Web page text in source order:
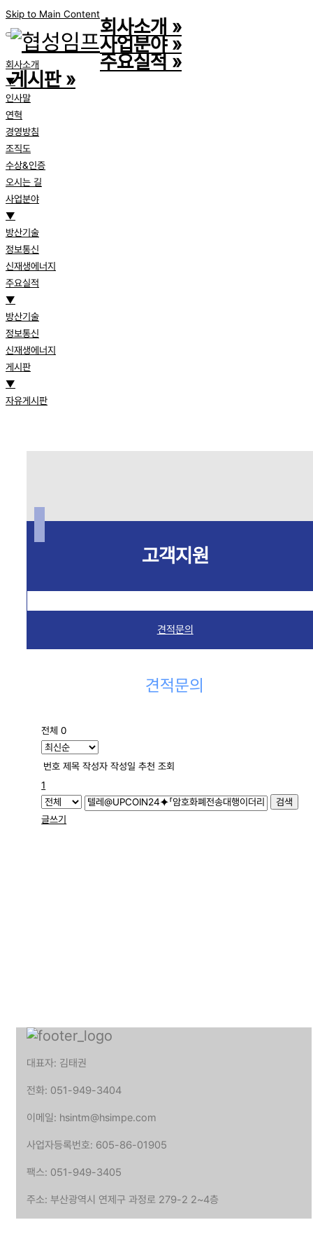
Skip to Main Content
회사소개
▼
인사말
연혁
경영방침
조직도
수상&인증
오시는 길
사업분야
▼
방산기술
정보통신
신재생에너지
주요실적
▼
방산기술
정보통신
신재생에너지
게시판
▼
자유게시판
회사소개 »
사업분야»
주요실적»
게시판»
고객지원
견적문의
견적문의
전체 0
번호 제목 작성자 작성일 추천 조회
1
검색
글쓰기
대표자: 김태권
전화: 051-949-3404
이메일: hsintm@hsimpe.com
사업자등록번호: 605-86-01905
팩스: 051-949-3405
주소: 부산광역시 연제구 과정로 279-2 2~4층